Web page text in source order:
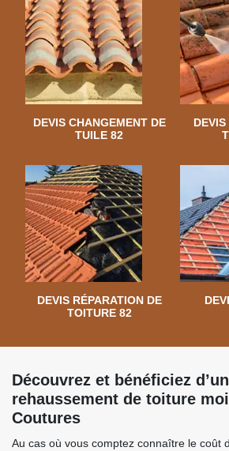
DEVIS CHANGEMENT DE
TUILE 82
DEVIS RÉPARATION DE
TOITURE 82
Découvrez et bénéficiez
rehaussement de toiture
Coutures
Au cas où vous comptez connaître le coût